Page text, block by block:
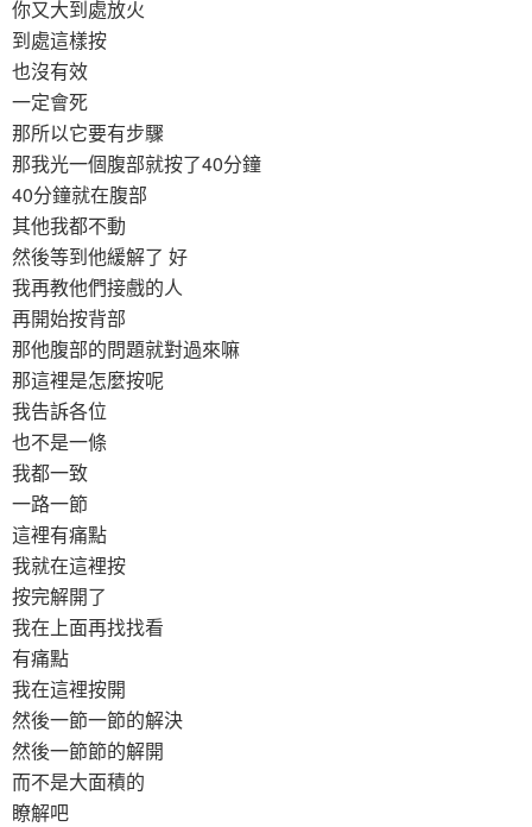
你又大到處放火
到處這樣按
也沒有效
一定會死
那所以它要有步驟
那我光一個腹部就按了40分鐘
40分鐘就在腹部
其他我都不動
然後等到他緩解了 好
我再教他們接戲的人
再開始按背部
那他腹部的問題就對過來嘛
那這裡是怎麼按呢
我告訴各位
也不是一條
我都一致
一路一節
這裡有痛點
我就在這裡按
按完解開了
我在上面再找找看
有痛點
我在這裡按開
然後一節一節的解決
然後一節節的解開
而不是大面積的
瞭解吧